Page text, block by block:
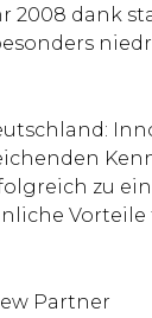
2008 dank
zu
Vorteile
Partner